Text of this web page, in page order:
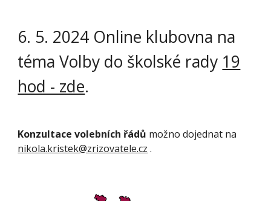
6. 5. 2024 Online klubovna na
téma Volby do školské rady 19
hod - zde.
Konzultace volebních řádů možno dojednat na
nikola.kristek@zrizovatele.cz .